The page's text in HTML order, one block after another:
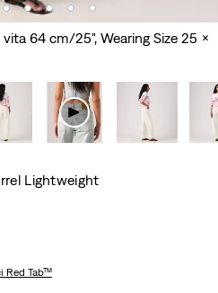
64 cm/25", Wearing Size 25 x
Lightweight
Red Tab™